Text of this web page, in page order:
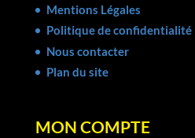
Mentions Légales
Politique de confidentialité
Nous contacter
Plan du site
MON COMPTE